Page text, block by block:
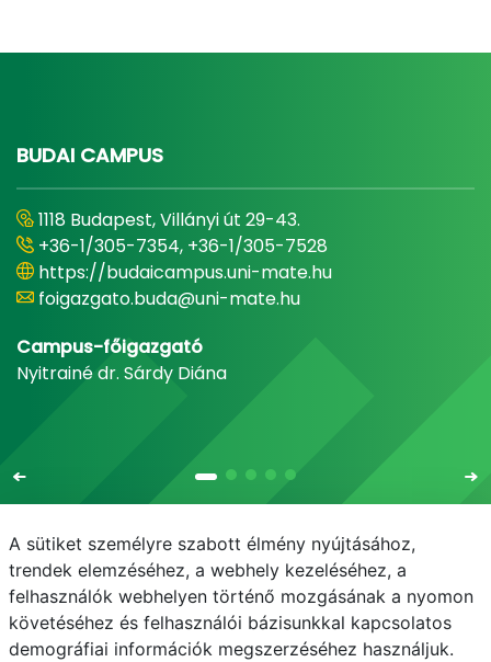
BUDAI CAMPUS
1118 Budapest, Villányi út 29-43.
+36-1/305-7354, +36-1/305-7528
https://budaicampus.uni-mate.hu
foigazgato.buda@uni-mate.hu
Campus-főigazgató
Nyitrainé dr. Sárdy Diána
E-mail Telefonkönyv NEPTUN
E-learning
Adatvédelem
A sütiket személyre szabott élmény nyújtásához,
trendek elemzéséhez, a webhely kezeléséhez, a
felhasználók webhelyen történő mozgásának a nyomon
követéséhez és felhasználói bázisunkkal kapcsolatos
demográfiai információk megszerzéséhez használjuk.